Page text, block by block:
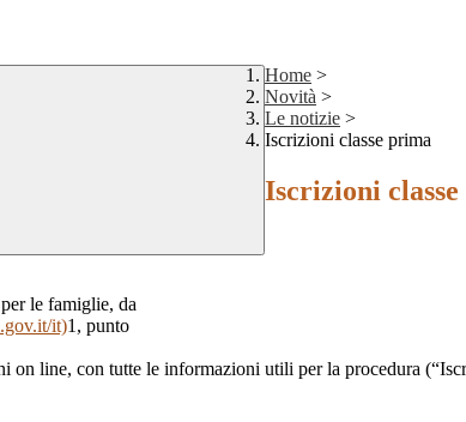
Home >
Novità >
Le notizie >
Iscrizioni classe prima
Iscrizioni
le famiglie, da
it)1, punto
on line, con tutte le informazioni utili per la procedura